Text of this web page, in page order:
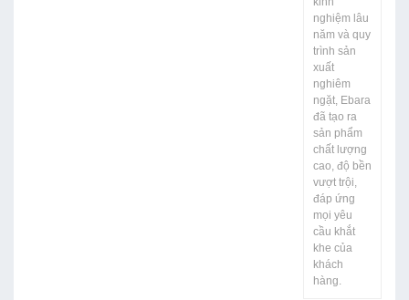
nghiệm lâu
năm và quy
trình sản
xuất
nghiêm
ngặt, Ebara
đã tạo ra
sản phẩm
chất lượng
cao, độ bền
vượt trội,
đáp ứng
mọi yêu
cầu khắt
khe của
khách
hàng.